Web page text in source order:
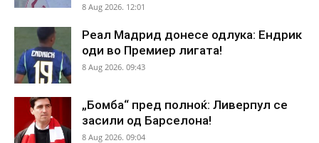
8 Aug 2026. 12:01
Реал Мадрид донесе одлука: Ендрик
оди во Премиер лигата!
8 Aug 2026. 09:43
„Бомба“ пред полноќ: Ливерпул се
засили од Барселона!
8 Aug 2026. 09:04